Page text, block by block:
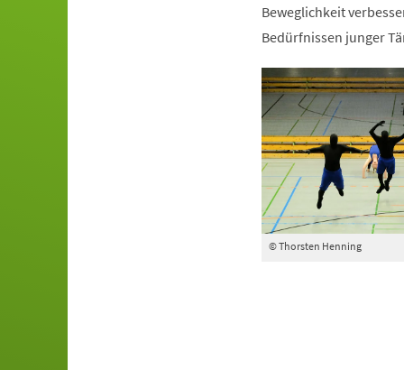
Beweglichkeit
Bedürfnissen junger
© Thorsten Henning